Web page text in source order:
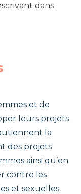
dans
et de
leurs projets
la
des projets
ainsi qu’en
contre les
et sexuelles.